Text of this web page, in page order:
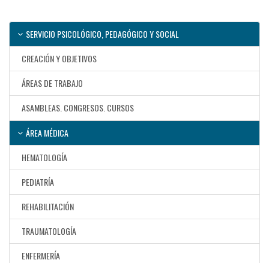
SERVICIO PSICOLÓGICO, PEDAGÓGICO Y SOCIAL
CREACIÓN Y OBJETIVOS
ÁREAS DE TRABAJO
ASAMBLEAS. CONGRESOS. CURSOS
ÁREA MÉDICA
HEMATOLOGÍA
PEDIATRÍA
REHABILITACIÓN
TRAUMATOLOGÍA
ENFERMERÍA